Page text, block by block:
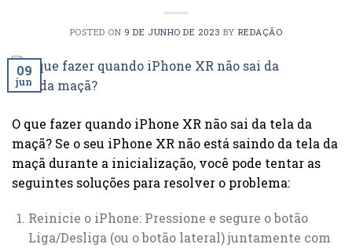
POSTED ON 9 DE JUNHO DE 2023 BY REDAÇÃO
09
jun
O que fazer quando iPhone XR não sai da tela da
maçã? Se o seu iPhone XR não está saindo da tela da
maçã durante a inicialização, você pode tentar as
seguintes soluções para resolver o problema:
Reinicie o iPhone: Pressione e segure o botão
Liga/Desliga (ou o botão lateral) juntamente com